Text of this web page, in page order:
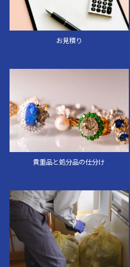
お見積り
貴重品と処分品の仕分け